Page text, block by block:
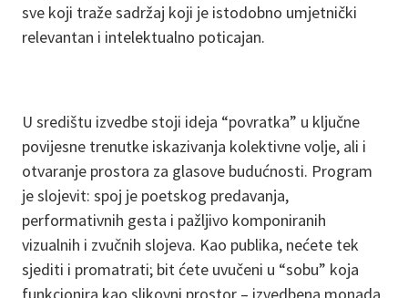
sve koji traže sadržaj koji je istodobno umjetnički
relevantan i intelektualno poticajan.
U središtu izvedbe stoji ideja “povratka” u ključne
povijesne trenutke iskazivanja kolektivne volje, ali i
otvaranje prostora za glasove budućnosti. Program
je slojevit: spoj je poetskog predavanja,
performativnih gesta i pažljivo komponiranih
vizualnih i zvučnih slojeva. Kao publika, nećete tek
sjediti i promatrati; bit ćete uvučeni u “sobu” koja